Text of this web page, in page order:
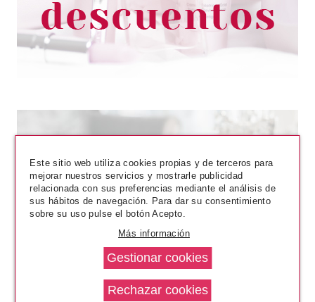
-61% 3.90€
SKIN GENERICS
SKIN GENERICS RUTINA
REVITALIZANTE SUPREME SET
REGALO
Pvr 54.95€
-53%
desde
26.00€
Este sitio web utiliza cookies propias y de terceros para
mejorar nuestros servicios y mostrarle publicidad
relacionada con sus preferencias mediante el análisis de
sus hábitos de navegación. Para dar su consentimiento
sobre su uso pulse el botón Acepto.
Más información